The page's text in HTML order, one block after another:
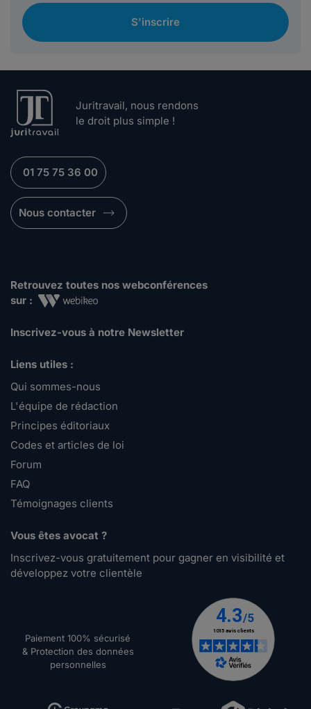
S'inscrire
Juritravail, nous rendons
le droit plus simple !
01 75 75 36 00
Nous contacter
Retrouvez toutes nos webconférences
sur :
Inscrivez-vous à notre Newsletter
Liens utiles :
Qui sommes-nous
L'équipe de rédaction
Principes éditoriaux
Codes et articles de loi
Forum
FAQ
Témoignages clients
Vous êtes avocat ?
Inscrivez-vous gratuitement pour gagner en visibilité et
développez votre clientèle
Paiement 100% sécurisé
& Protection des données
personnelles